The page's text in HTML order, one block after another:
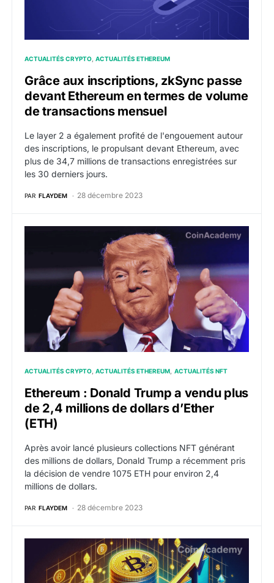
ACTUALITÉS CRYPTO ACTUALITÉS ETHEREUM
Grâce aux inscriptions, zkSync passe
devant Ethereum en termes de volume
de transactions mensuel
Le layer 2 a également profité de l'engouement autour
des inscriptions, le propulsant devant Ethereum, avec
plus de 34,7 millions de transactions enregistrées sur
les 30 derniers jours.
PAR FLAYDEM 28 décembre 2023
Ethereum : Donald Trump a vendu plus de 2,4
ACTUALITÉS CRYPTO ACTUALITÉS ETHEREUM ACTUALITÉS NFT
Ethereum : Donald Trump a vendu plus
de 2,4 millions de dollars d’Ether
(ETH)
Après avoir lancé plusieurs collections NFT générant
des millions de dollars, Donald Trump a récemment pris
la décision de vendre 1075 ETH pour environ 2,4
millions de dollars.
PAR FLAYDEM 28 décembre 2023
Bitcoin : les frais des transactions BTC dépassent